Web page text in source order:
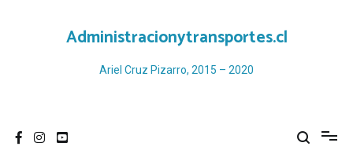
Administracionytransportes.cl
Ariel Cruz Pizarro, 2015 – 2020